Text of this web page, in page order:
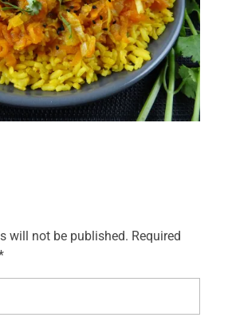
will not be published. Required